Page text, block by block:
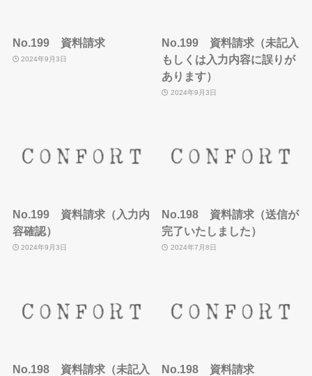
No.199 資料請求
2024年9月3日
No.199 資料請求（未記入
もしくは入力内容に誤りが
あります）
2024年9月3日
No.199 資料請求（入力内
容確認）
2024年9月3日
No.198 資料請求（送信が
完了いたしました）
2024年7月8日
No.198 資料請求（未記入
No.198 資料請求